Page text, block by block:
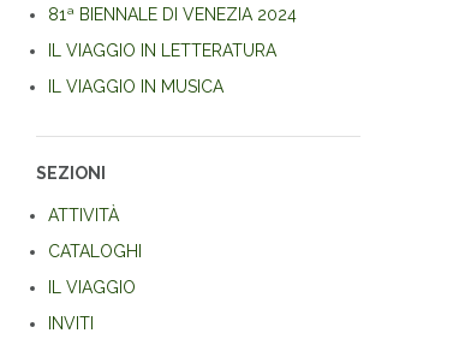
81ª BIENNALE DI VENEZIA 2024
IL VIAGGIO IN LETTERATURA
IL VIAGGIO IN MUSICA
SEZIONI
ATTIVITÀ
CATALOGHI
IL VIAGGIO
INVITI